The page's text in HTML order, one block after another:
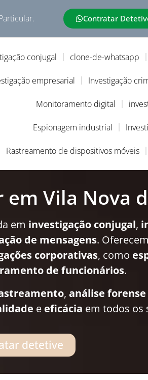
Contratar
conjugal clone-de-whatsapp
empresarial Investigação
Monitoramento digital
Espionagem industrial
Rastreamento de dispositivos móveis
Vila Nova
em investigação conjugal,
de mensagens.
corporativas, como
de funcionários.
, análise forense
e eficácia em todos os
detetive